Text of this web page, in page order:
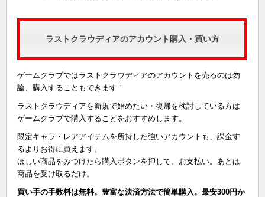
ラストクラウディアのアカウント購入・買い方
ゲームクラブではラストクラウディアのアカウントを売るのは勿
論、購入することもできます！
ラストクラウディアを新規で始めたい・復帰を検討している方は
ゲームクラブで購入することをおすすめします。
限定キャラ・レアアイテムを所持した強いアカウントも、課金す
るよりお得に買えます。
ほしい商品をみつけたら購入ボタンを押して、お支払い。あとは
商品を受け取るだけ。
買い手の手数料は無料。豊富な決済方法で簡単購入。最安300円か